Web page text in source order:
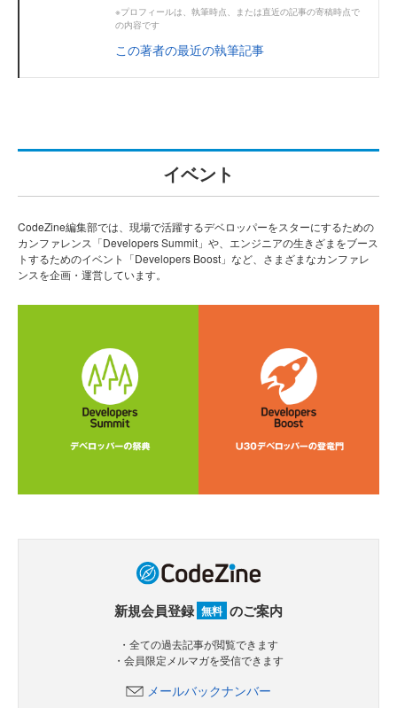
※プロフィールは、執筆時点、または直近の記事の寄稿時点で
の内容です
この著者の最近の執筆記事
イベント
CodeZine編集部では、現場で活躍するデベロッパーをスターにするための
カンファレンス「Developers Summit」や、エンジニアの生きざまをブース
トするためのイベント「Developers Boost」など、さまざまなカンファレ
ンスを企画・運営しています。
新規会員登録 無料 のご案内
・全ての過去記事が閲覧できます
・会員限定メルマガを受信できます
メールバックナンバー